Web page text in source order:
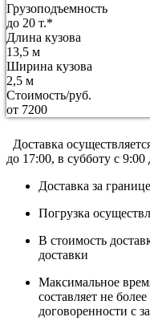
Грузоподъемность
до 20 т.*
Длина кузова
13,5 м
Ширина кузова
2,5 м
Стоимость/руб.
от 7200
Доставка
до 17:00, в субботу с 9:00
Доставка за
Погрузка
В стоимость
доставки
Максимальное
составляет не
договоренности с